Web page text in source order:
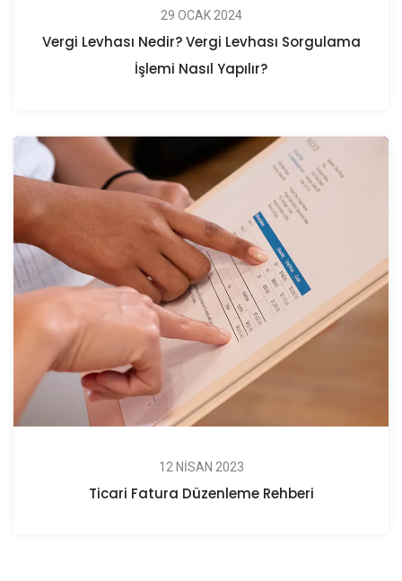
29 OCAK 2024
Vergi Levhası Nedir? Vergi Levhası Sorgulama
İşlemi Nasıl Yapılır?
12 NISAN 2023
Ticari Fatura Düzenleme Rehberi